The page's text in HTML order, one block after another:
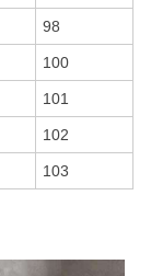
98
100
101
102
103